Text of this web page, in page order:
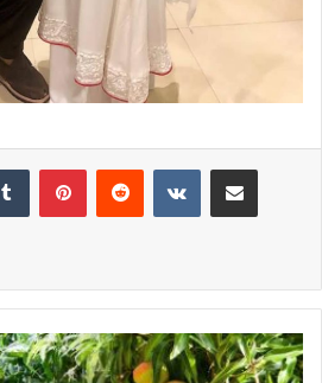
Tumblr PinterestReddit VKontakteShare via Email